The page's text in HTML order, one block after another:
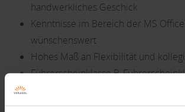
handwerkliches Geschick
Kenntnisse im Bereich der MS
wünschenswert
Hohes Maß an Flexibilität und
Führerscheinklasse B,